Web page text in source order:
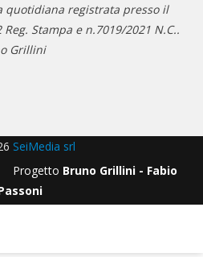
quotidiana registrata presso il
Stampa e n.7019/2021 N.C..
Grillini
SeiMedia srl
Progetto Bruno Grillini - Fabio